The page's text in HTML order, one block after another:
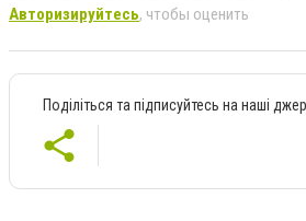
Авторизируйтесь, чтобы оценить
Поділіться та підписуйтесь на наші